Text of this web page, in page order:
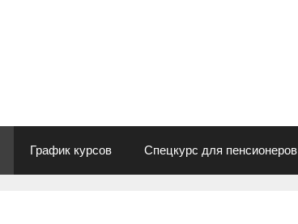
График курсов Спецкурс для пенсионеров